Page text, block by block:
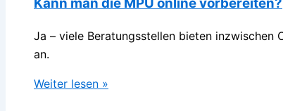
Ja – viele Beratungsstellen bieten inzwischen
an.
Weiter lesen »